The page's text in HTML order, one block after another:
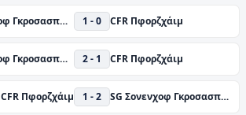
SG Σονενχοφ Γκροσασπατς 1 - 0 CFR Πφορζχάιμ
SG Σονενχοφ Γκροσασπατς 2 - 1 CFR Πφορζχάιμ
CFR Πφορζχάιμ 1 - 2 SG Σονενχοφ Γκροσασπατς